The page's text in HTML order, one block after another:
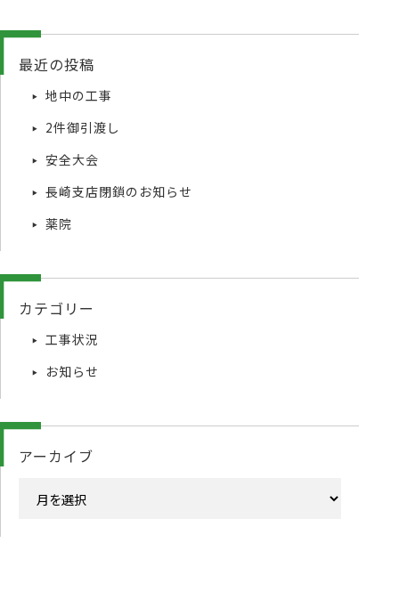
最近の投稿
地中の工事
2件御引渡し
安全大会
長崎支店閉鎖のお知らせ
薬院
カテゴリー
工事状況
お知らせ
アーカイブ